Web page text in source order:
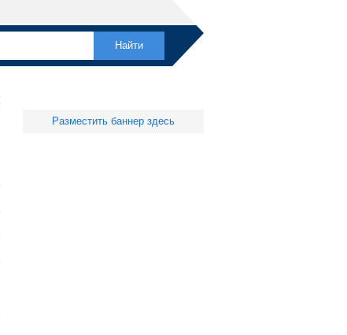
Разместить баннер здесь